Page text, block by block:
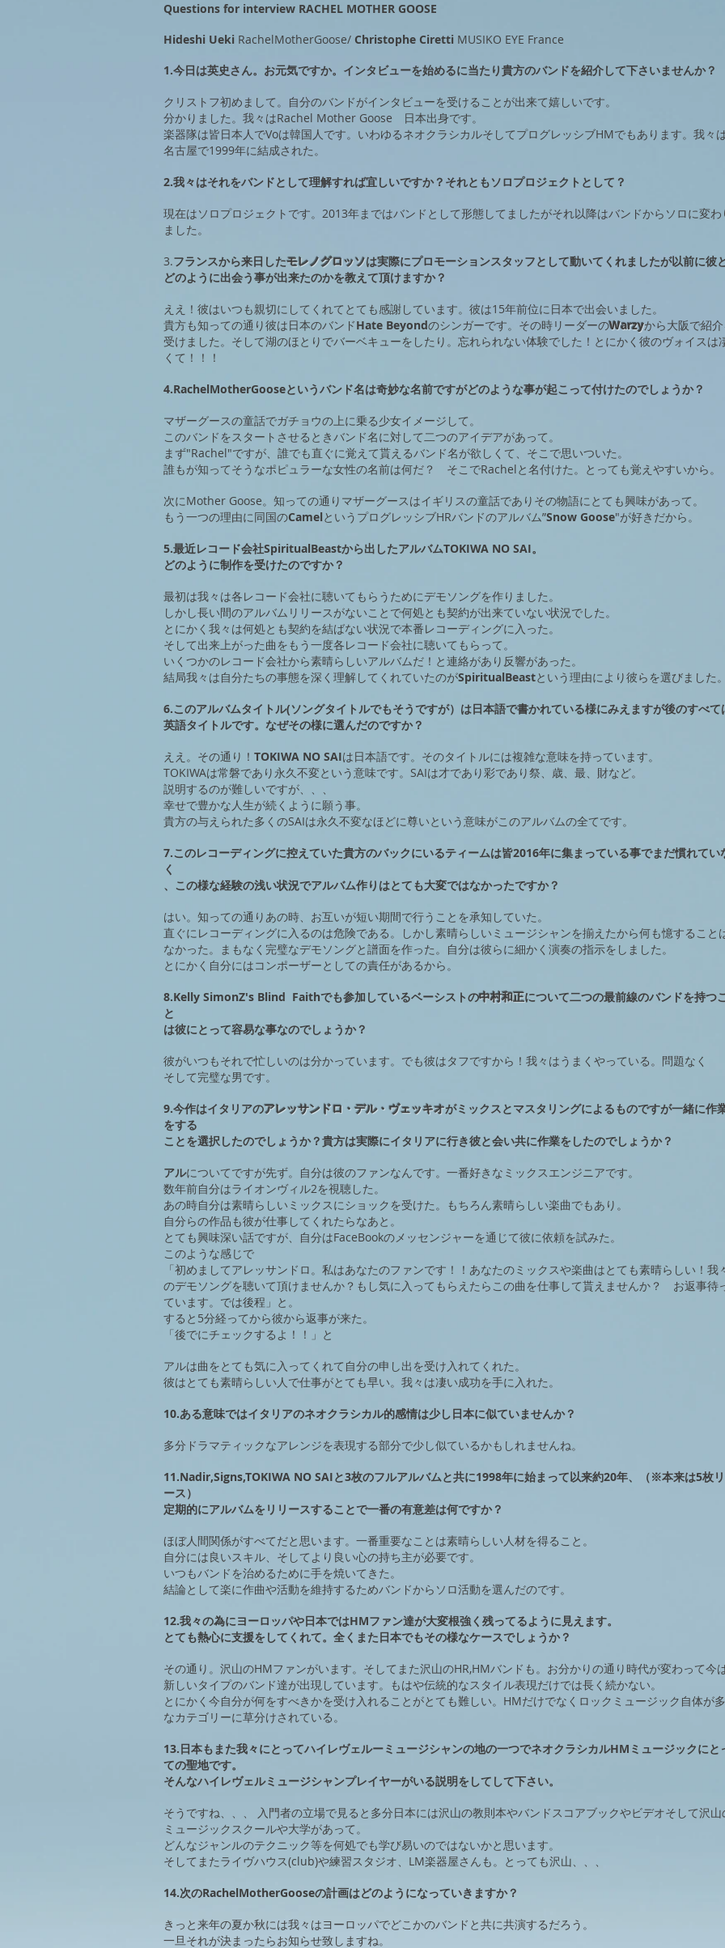
Questions for interview RACHEL MOTHER GOOSE
Hideshi Ueki RachelMotherGoose/ Christophe Ciretti MUSIKO EYE France
1.今日は英史さん。お元気ですか。インタビューを始めるに当たり貴方のバンドを紹介して下さいませんか？
クリストフ初めまして。自分のバンドがインタビューを受けることが出来て嬉しいです。
分かりました。我々はRachel Mother Goose 日本出身です。
楽器隊は皆日本人でVoは韓国人です。いわゆるネオクラシカルそしてプログレッシブHMでもあります。我々
名古屋で1999年に結成された。
2.我々はそれをバンドとして理解すれば宜しいですか？それともソロプロジェクトとして？
現在はソロプロジェクトです。2013年まではバンドとして形態してましたがそれ以降はバンドからソロに変わ
ました。
3.フランスから来日したモレノグロッソは実際にプロモーションスタッフとして動いてくれましたが以前に彼
どのように出会う事が出来たのかを教えて頂けますか？
ええ！彼はいつも親切にしてくれてとても感謝しています。彼は15年前位に日本で出会いました。
貴方も知っての通り彼は日本のバンドHate Beyondのシンガーです。その時リーダーのWarzyから大阪で紹
受けました。そして湖のほとりでバーベキューをしたり。忘れられない体験でした！とにかく彼のヴォイスは
くて！！！
4.RachelMotherGooseというバンド名は奇妙な名前ですがどのような事が起こって付けたのでしょうか？
マザーグースの童話でガチョウの上に乗る少女イメージして。
このバンドをスタートさせるときバンド名に対して二つのアイデアがあって。
まず"Rachel"ですが、誰でも直ぐに覚えて貰えるバンド名が欲しくて、そこで思いついた。
誰もが知ってそうなポピュラーな女性の名前は何だ？ そこでRachelと名付けた。とっても覚えやすいから。
次にMother Goose。知っての通りマザーグースはイギリスの童話でありその物語にとても興味があって。
もう一つの理由に同国のCamelというプログレッシブHRバンドのアルバム”Snow Goose"が好きだから。
5.最近レコード会社SpiritualBeastから出したアルバムTOKIWA NO SAI。
どのように制作を受けたのですか？
最初は我々は各レコード会社に聴いてもらうためにデモソングを作りました。
しかし長い間のアルバムリリースがないことで何処とも契約が出来ていない状況でした。
とにかく我々は何処とも契約を結ばない状況で本番レコーディングに入った。
そして出来上がった曲をもう一度各レコード会社に聴いてもらって。
いくつかのレコード会社から素晴らしいアルバムだ！と連絡があり反響があった。
結局我々は自分たちの事態を深く理解してくれていたのがSpiritualBeastという理由により彼らを選びました
6.このアルバムタイトル(ソングタイトルでもそうですが）は日本語で書かれている様にみえますが後のすべて
英語タイトルです。 なぜその様に選んだのですか？
ええ。その通り！ TOKIWA NO SAIは日本語です。そのタイトルには複雑な意味を持っています。
TOKIWAは常磐であり永久不変という意味です。SAIは才であり彩であり祭、歳、最、財など。
説明するのが難しいですが、、、
幸せで豊かな人生が続くように願う事。
貴方の与えられた多くのSAIは永久不変なほどに尊いという意味がこのアルバムの全てです。
7.このレコーディングに控えていた貴方のバックにいるティームは皆2016年に集まっている事でまだ慣れてい
く
、 この様な経験の浅い状況でアルバム作りはとても大変ではなかったですか？
はい。知っての通りあの時、お互いが短い期間で行うことを承知していた。
直ぐにレコーディングに入るのは危険である。しかし素晴らしいミュージシャンを揃えたから何も憶すること
なかった。まもなく完璧なデモソングと譜面を作った。自分は彼らに細かく演奏の指示をしました。
とにかく自分にはコンポーザーとしての責任があるから。
8.Kelly SimonZ's Blind Faithでも参加しているベーシストの中村和正について二つの最前線のバンドを持つ
と
は彼にとって容易な事なのでしょうか？
彼がいつもそれで忙しいのは分かっています。でも彼はタフですから！我々はうまくやっている。問題なく
そして完璧な男です。
9.今作はイタリアのアレッサンドロ・デル・ヴェッキオがミックスとマスタリングによるものですが一緒に作
をする
ことを選択したのでしょうか？貴方は実際にイタリアに行き彼と会い共に作業をしたのでしょうか？
アルについてですが先ず。自分は彼のファンなんです。一番好きなミックスエンジニアです。
数年前自分はライオンヴィル2を視聴した。
あの時自分は素晴らしいミックスにショックを受けた。もちろん素晴らしい楽曲でもあり。
自分らの作品も彼が仕事してくれたらなあと。
とても興味深い話ですが、自分はFaceBookのメッセンジャーを通じて彼に依頼を試みた。
このような感じで
「初めましてアレッサンドロ。私はあなたのファンです！！あなたのミックスや楽曲はとても素晴らしい！我
のデモソングを聴いて頂けませんか？もし気に入ってもらえたらこの曲を仕事して貰えませんか？ お返事待
ています。では後程」と。
すると5分経ってから彼から返事が来た。
「後でにチェックするよ！！」と
アルは曲をとても気に入ってくれて自分の申し出を受け入れてくれた。
彼はとても素晴らしい人で仕事がとても早い。我々は凄い成功を手に入れた。
10.ある意味ではイタリアのネオクラシカル的感情は少し日本に似ていませんか？
多分ドラマティックなアレンジを表現する部分で少し似ているかもしれませんね。
11.Nadir,Signs,TOKIWA NO SAIと3枚のフルアルバムと共に1998年に始まって以来約20年、（※本来は5枚
ース）
定期的にアルバムをリリースすることで一番の有意差は何ですか？
ほぼ人間関係がすべてだと思います。​一番重要なことは素晴らしい人材を得ること。
自分には良いスキル、そしてより良い心の持ち主が必要です。
いつもバンドを治めるために手を焼いてきた。
結論として楽に作曲や活動を維持するためバンドからソロ活動を選んだのです。
12.我々の為にヨーロッパや日本ではHMファン達が大変根強く残ってるように見えます。
とても熱心に支援をしてくれて。全くまた日本でもその様なケースでしょうか？
その通り。沢山のHMファンがいます。そしてまた沢山のHR,HMバンドも。お分かりの通り時代が変わって今
新しいタイプのバンド達が出現しています。もはや伝統的なスタイル表現だけでは長く続かない。
とにかく今自分が何をすべきかを受け入れることがとても難しい。HMだけでなくロックミュージック自体が
なカテゴリーに草分けされている。
13.日本もまた我々にとってハイレヴェルーミュージシャンの地の一つでネオクラシカルHMミュージックにと
ての聖地です。
そんなハイレヴェルミュージシャンプレイヤーがいる説明をしてして下さい。
そうですね、、、 入門者の立場で見ると多分日本には沢山の教則本やバンドスコアブックやビデオそして沢山
ミュージックスクールや大学があって。
どんなジャンルのテクニック等を何処でも学び易いのではないかと思います。
そしてまたライヴハウス(club)や練習スタジオ、LM楽器屋さんも。とっても沢山、、、
14.次のRachelMotherGooseの計画はどのようになっていきますか？
きっと来年の夏か秋には我々はヨーロッパでどこかのバンドと共に共演するだろう。
一旦それが決まったらお知らせ致しますね。